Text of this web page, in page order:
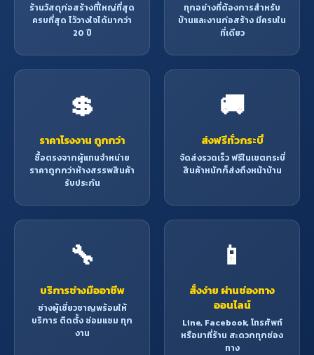
ร้านวัสดุก่อสร้างที่ใหญ่ที่สุด
ครบที่สุด ไว้วางใจได้มากว่า
20 ปี
ทุกอย่างที่ต้องการสำหรับ
บ้านและงานก่อสร้าง มีครบใน
ที่เดียว
💲
ราคาโรงงาน ถูกกว่า
ซื้อตรงจากผู้แทนจำหน่าย
ราคาถูกกว่าห้างสรรพสินค้า
รับประกัน
🚚
ส่งฟรีทั่วกระบี่
จัดส่งรวดเร็ว ฟรีในเขตกระบี่
สินค้าหนักก็ส่งถึงหน้าบ้าน
🔧
บริการช่างมืออาชีพ
ช่างผู้เชี่ยวชาญพร้อมให้
บริการ ติดตั้ง ซ่อมแซม ทุก
งาน
📱
สั่งง่าย ผ่านช่องทาง
ออนไลน์
Line, Facebook, โทรศัพท์
หรือมาที่ร้าน สะดวกทุกช่อง
ทาง